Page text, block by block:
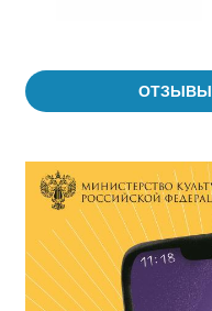
ОТЗЫВЫ